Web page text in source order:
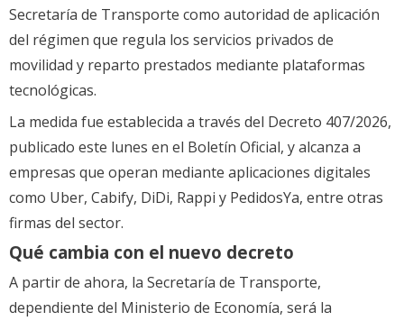
Secretaría de Transporte como autoridad de aplicación
del régimen que regula los servicios privados de
movilidad y reparto prestados mediante plataformas
tecnológicas.
La medida fue establecida a través del Decreto 407/2026,
publicado este lunes en el Boletín Oficial, y alcanza a
empresas que operan mediante aplicaciones digitales
como Uber, Cabify, DiDi, Rappi y PedidosYa, entre otras
firmas del sector.
Qué cambia con el nuevo decreto
A partir de ahora, la Secretaría de Transporte,
dependiente del Ministerio de Economía, será la